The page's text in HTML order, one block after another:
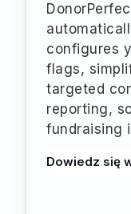
configures
flags,
targeted
reporting,
fundraising
Dowiedz się